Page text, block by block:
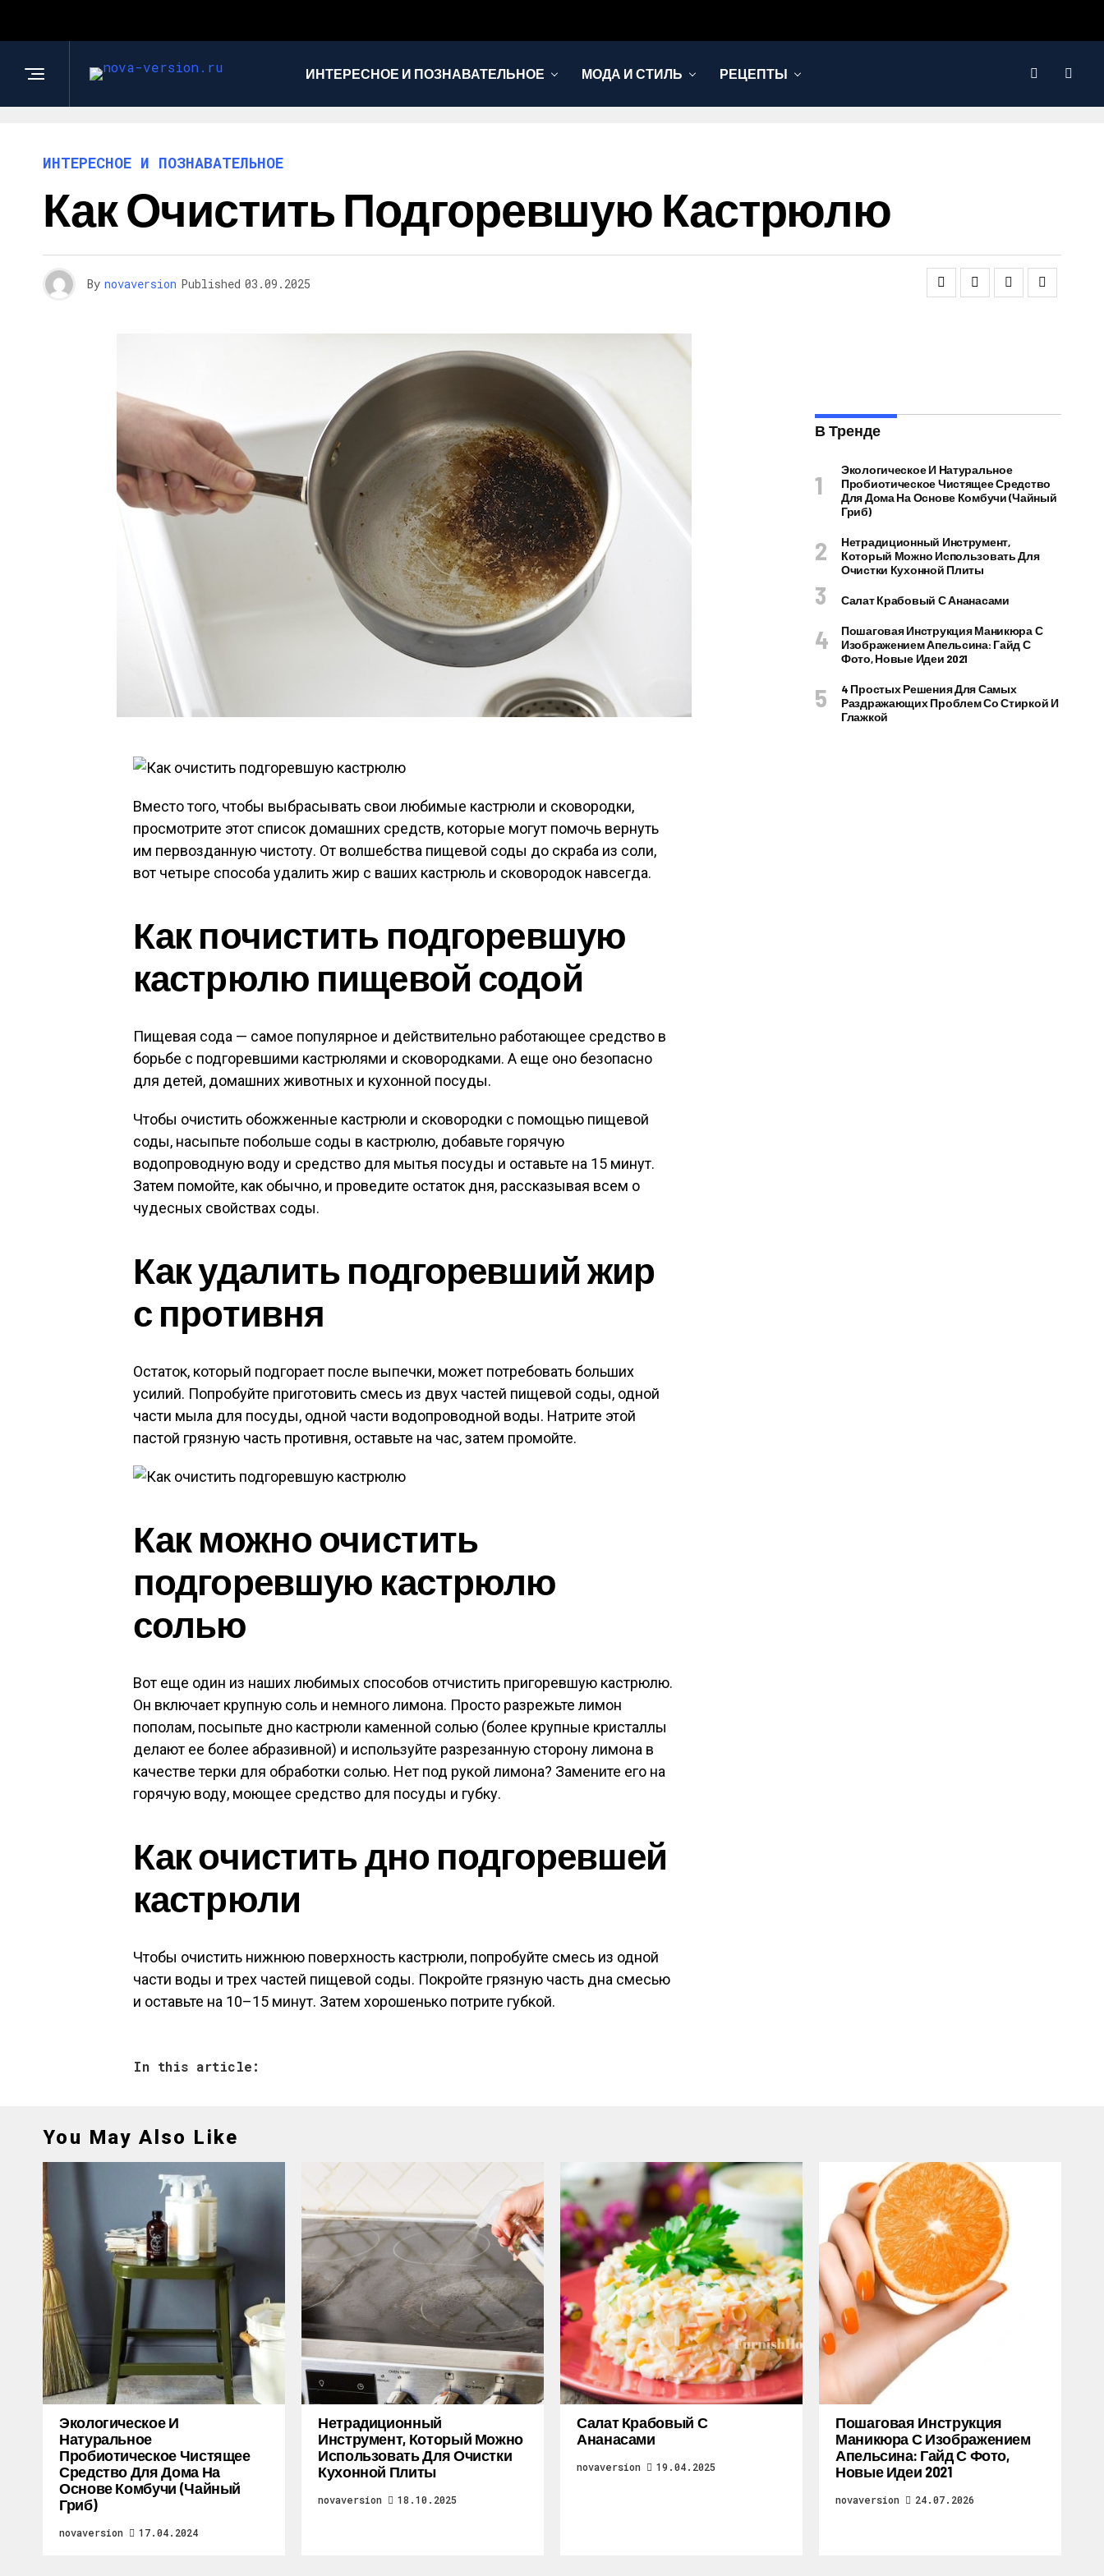
ИНТЕРЕСНОЕ И ПОЗНАВАТЕЛЬНОЕ МОДА И СТИЛЬ РЕЦЕПТЫ
ИНТЕРЕСНОЕ И ПОЗНАВАТЕЛЬНОЕ
Как Очистить Подгоревшую Кастрюлю
By novaversion Published 03.09.2025
Вместо того, чтобы выбрасывать свои любимые кастрюли и сковородки,
просмотрите этот список домашних средств, которые могут помочь вернуть
им первозданную чистоту. От волшебства пищевой соды до скраба из соли,
вот четыре способа удалить жир с ваших кастрюль и сковородок навсегда.
Как почистить подгоревшую
кастрюлю пищевой содой
Пищевая сода — самое популярное и действительно работающее средство в
борьбе с подгоревшими кастрюлями и сковородками. А еще оно безопасно
для детей, домашних животных и кухонной посуды.
Чтобы очистить обожженные кастрюли и сковородки с помощью пищевой
соды, насыпьте побольше соды в кастрюлю, добавьте горячую
водопроводную воду и средство для мытья посуды и оставьте на 15 минут.
Затем помойте, как обычно, и проведите остаток дня, рассказывая всем о
чудесных свойствах соды.
Как удалить подгоревший жир
с противня
Остаток, который подгорает после выпечки, может потребовать больших
усилий. Попробуйте приготовить смесь из двух частей пищевой соды, одной
части мыла для посуды, одной части водопроводной воды. Натрите этой
пастой грязную часть противня, оставьте на час, затем промойте.
Как можно очистить
подгоревшую кастрюлю
солью
Вот еще один из наших любимых способов отчистить пригоревшую кастрюлю.
Он включает крупную соль и немного лимона. Просто разрежьте лимон
пополам, посыпьте дно кастрюли каменной солью (более крупные кристаллы
делают ее более абразивной) и используйте разрезанную сторону лимона в
качестве терки для обработки солью. Нет под рукой лимона? Замените его на
горячую воду, моющее средство для посуды и губку.
Как очистить дно подгоревшей
кастрюли
Чтобы очистить нижнюю поверхность кастрюли, попробуйте смесь из одной
части воды и трех частей пищевой соды. Покройте грязную часть дна смесью
и оставьте на 10–15 минут. Затем хорошенько потрите губкой.
In this article:
В Тренде
Экологическое И Натуральное
Пробиотическое Чистящее Средство
Для Дома На Основе Комбучи (чайный
Гриб)
Нетрадиционный Инструмент,
Который Можно Использовать Для
Очистки Кухонной Плиты
Салат Крабовый С Ананасами
Пошаговая Инструкция Маникюра С
Изображением Апельсина: Гайд С
Фото, Новые Идеи 2021
4 Простых Решения Для Самых
Раздражающих Проблем Со Стиркой И
Глажкой
You May Also Like
Экологическое И
Натуральное
Пробиотическое Чистящее
Средство Для Дома На
Основе Комбучи (чайный
Гриб)
novaversion 17.04.2024
Нетрадиционный
Инструмент, Который Можно
Использовать Для Очистки
Кухонной Плиты
novaversion 18.10.2025
Салат Крабовый С
Ананасами
novaversion 19.04.2025
Пошаговая Инструкция
Маникюра С Изображением
Апельсина: Гайд С Фото,
Новые Идеи 2021
novaversion 24.07.2026